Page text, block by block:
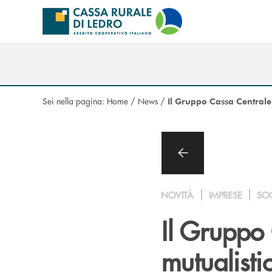
Salta al contenuto principale
Sei nella pagina: Home / News / Il Gruppo Cassa
NOVITÀ IMPRESE
Il Gruppo